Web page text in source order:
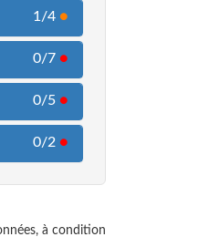
1/4 ●
0/7 ●
0/5 ●
0/2 ●
à condition